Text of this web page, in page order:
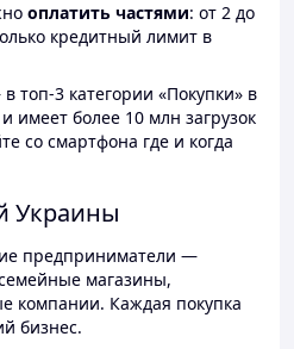
оплатить частями: от 2 до
кредитный лимит в
топ-3 категории «Покупки» в
имеет более 10 млн загрузок
со смартфона где и когда
Украины
предприниматели —
магазины,
компании. Каждая покупка
бизнес.